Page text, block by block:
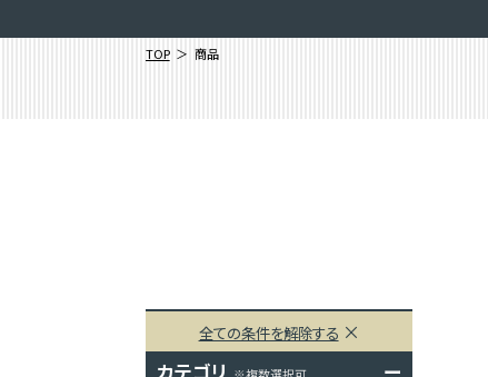
TOP 商品
全ての条件を解除する